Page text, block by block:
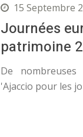
15 Septembre
Journées
patrimoine
De
'Ajaccio pour les